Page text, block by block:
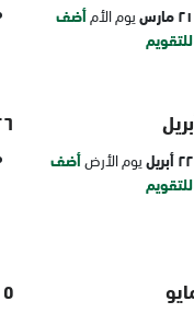
٢١ مارس يوم الأمأضف
للتقويم
٢٢ أبريل يوم الأرضأضف
للتقويم
٢٦
٥ يونيو